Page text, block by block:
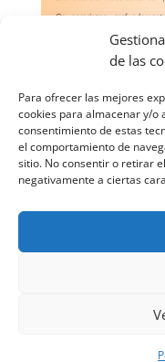
de las
Para ofrecer las mejores
cookies para almacenar y/o
consentimiento de estas
el comportamiento de
sitio. No consentir o retirar
negativamente a ciertas
Diseñado por